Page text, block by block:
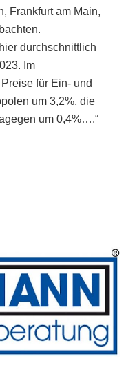
Frankfurt am Main,
durchschnittlich
Im
für Ein- und
um 3,2%, die
um 0,4%….“